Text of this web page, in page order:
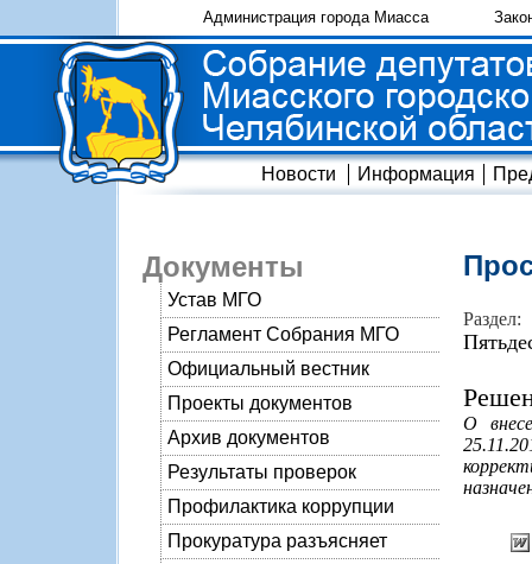
Администрация города Миасса
Новости Информация
Документы
Устав МГО
Регламент Собрания МГО
Официальный вестник
Проекты документов
Архив документов
Результаты проверок
Профилактика коррупции
Прокуратура разъясняет
Раздел:
О